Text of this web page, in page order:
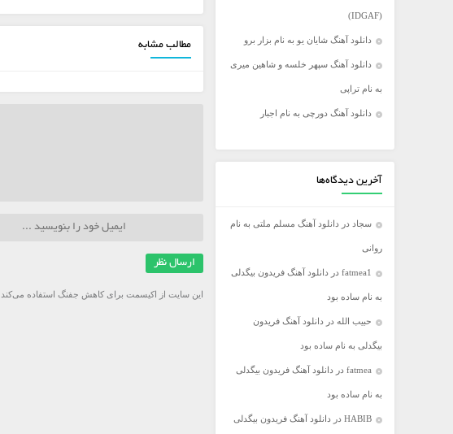
مجید اخشابی
مجید خراطها
محسن چاووشی
محسن یگانه
محمد رضا گلزار
محمد علیزاده
مرتضی اشرفی
مرتضی سرمدی
مهدی جهانی
مهدی یغمایی
میثم ابراهیمی
(IDGAF)
دانلود آهنگ شایان یو به نام بزار برو
دانلود آهنگ سپهر خلسه و شاهین میری
به نام تراپی
دانلود آهنگ دورچی به نام اجبار
آخرین دیدگاه‌ها
سجاد در دانلود آهنگ مسلم ملتی به نام
روانی
fatmea1 در دانلود آهنگ فریدون بیگدلی
به نام ساده بود
حبیب الله در دانلود آهنگ فریدون
بیگدلی به نام ساده بود
fatmea در دانلود آهنگ فریدون بیگدلی
به نام ساده بود
HABIB در دانلود آهنگ فریدون بیگدلی
مطالب مشابه
این سایت از اکیسمت برای کاهش جفنگ استفاده می‌کند.